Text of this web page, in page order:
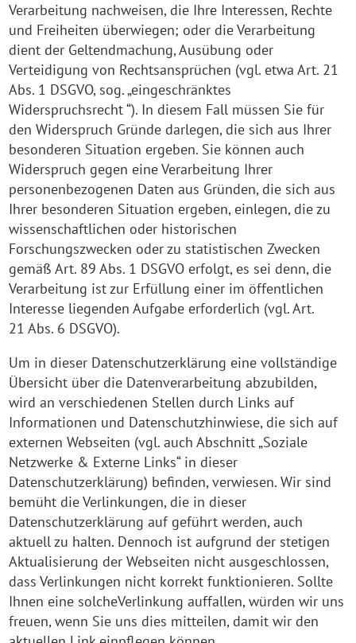
Verarbeitung nachweisen, die Ihre Interessen, Rechte
und Freiheiten überwiegen; oder die Verarbeitung
dient der Geltendmachung, Ausübung oder
Verteidigung von Rechtsansprüchen (vgl. etwa Art. 21
Abs. 1 DSGVO, sog. „eingeschränktes
Widerspruchsrecht “). In diesem Fall müssen Sie für
den Widerspruch Gründe darlegen, die sich aus Ihrer
besonderen Situation ergeben. Sie können auch
Widerspruch gegen eine Verarbeitung Ihrer
personenbezogenen Daten aus Gründen, die sich aus
Ihrer besonderen Situation ergeben, einlegen, die zu
wissenschaftlichen oder historischen
Forschungszwecken oder zu statistischen Zwecken
gemäß Art. 89 Abs. 1 DSGVO erfolgt, es sei denn, die
Verarbeitung ist zur Erfüllung einer im öffentlichen
Interesse liegenden Aufgabe erforderlich (vgl. Art.
21 Abs. 6 DSGVO).
Um in dieser Datenschutzerklärung eine vollständige
Übersicht über die Datenverarbeitung abzubilden,
wird an verschiedenen Stellen durch Links auf
Informationen und Datenschutzhinwiese, die sich auf
externen Webseiten (vgl. auch Abschnitt „Soziale
Netzwerke & Externe Links“ in dieser
Datenschutzerklärung) befinden, verwiesen. Wir sind
bemüht die Verlinkungen, die in dieser
Datenschutzerklärung auf geführt werden, auch
aktuell zu halten. Dennoch ist aufgrund der stetigen
Aktualisierung der Webseiten nicht ausgeschlossen,
dass Verlinkungen nicht korrekt funktionieren. Sollte
Ihnen eine solcheVerlinkung auffallen, würden wir uns
freuen, wenn Sie uns dies mitteilen, damit wir den